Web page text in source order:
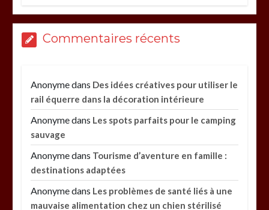
Commentaires récents
Anonymedans Des idées créatives pour utiliser le
rail équerre dans la décoration intérieure
Anonymedans Les spots parfaits pour le camping
sauvage
Anonymedans Tourisme d’aventure en famille :
destinations adaptées
Anonymedans Les problèmes de santé liés à une
mauvaise alimentation chez un chien stérilisé